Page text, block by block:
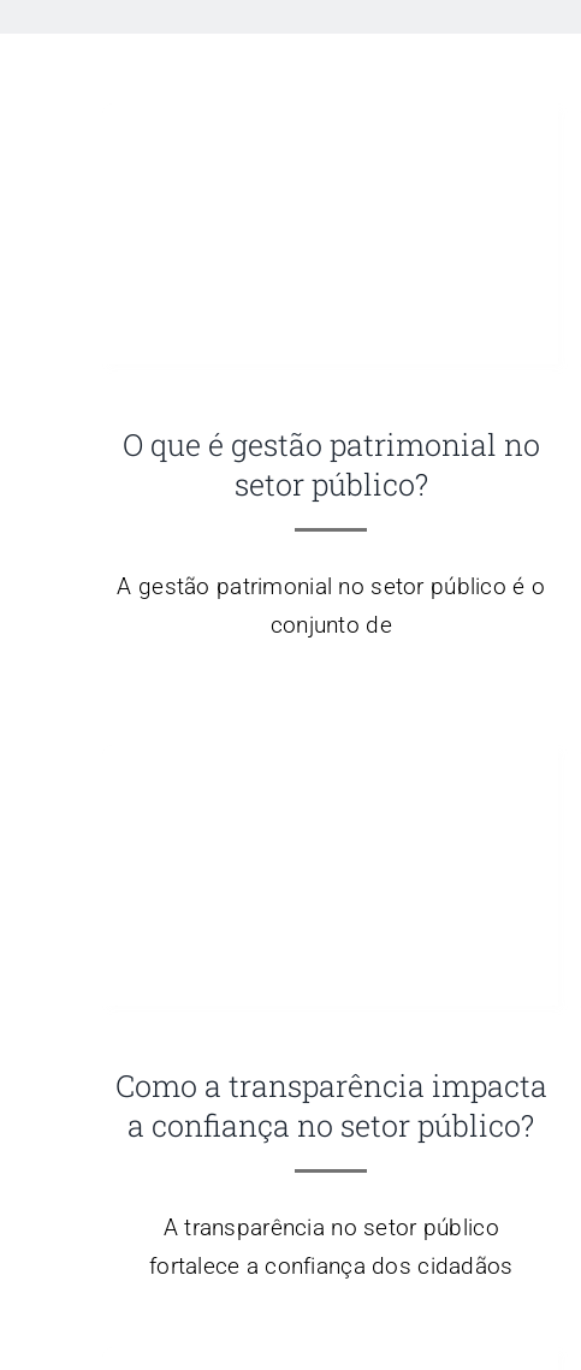
O que é gestão patrimonial no
setor público?
A gestão patrimonial no setor público é o
conjunto de
Como a transparência impacta
a confiança no setor público?
A transparência no setor público
fortalece a confiança dos cidadãos